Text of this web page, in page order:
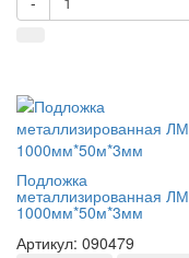
Подложка
металлизированная ЛМ
1000мм*50м*3мм
Артикул: 090479